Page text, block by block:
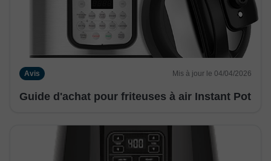
Avis Mis à jour le 04/04/2026
Guide d'achat pour friteuses à air Instant Pot